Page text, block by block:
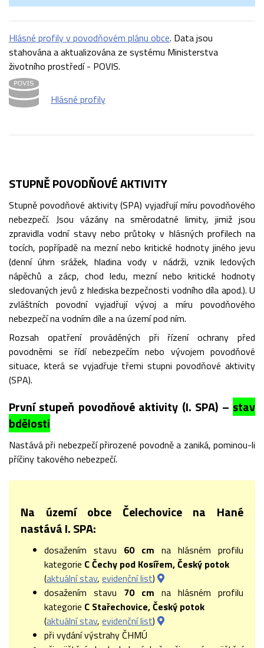
Hlásné profily v povodňovém plánu obce. Data jsou
stahována a aktualizována ze systému Ministerstva
životního prostředí - POVIS.
Hlásné profily
STUPNĚ POVODŇOVÉ AKTIVITY
Stupně povodňové aktivity (SPA) vyjadřují míru povodňového
nebezpečí. Jsou vázány na směrodatné limity, jimiž jsou
zpravidla vodní stavy nebo průtoky v hlásných profilech na
tocích, popřípadě na mezní nebo kritické hodnoty jiného jevu
(denní úhrn srážek, hladina vody v nádrži, vznik ledových
nápěchů a zácp, chod ledu, mezní nebo kritické hodnoty
sledovaných jevů z hlediska bezpečnosti vodního díla apod.). U
zvláštních povodní vyjadřují vývoj a míru povodňového
nebezpečí na vodním díle a na území pod ním.
Rozsah opatření prováděných při řízení ochrany před
povodněmi se řídí nebezpečím nebo vývojem povodňové
situace, která se vyjadřuje třemi stupni povodňové aktivity
(SPA).
První stupeň povodňové aktivity (I. SPA) – stav
bdělosti
Nastává při nebezpečí přirozené povodně a zaniká, pominou-li
příčiny takového nebezpečí.
Na území obce Čelechovice na Hané
nastává I. SPA:
dosažením stavu 60 cm na hlásném profilu
kategorie C Čechy pod Kosířem, Český potok
(aktuální stav, evidenční list)
dosažením stavu 70 cm na hlásném profilu
kategorie C Stařechovice, Český potok
(aktuální stav, evidenční list)
při vydání výstrahy ČHMÚ